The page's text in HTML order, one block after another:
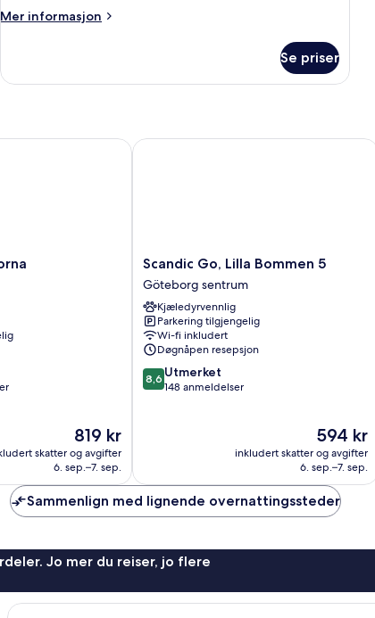
Mer informasjon
Mer
(140
Se priser
Prisen
er
819 kr
819 kr
skatter og avgifter
6. sep.–7. sep.
Scandic
Go,
Lilla
Bommen
5
Göteborg
sentrum
Scandic Go, Lilla Bommen 5
Göteborg sentrum
Kjæledyrvennlig
Parkering tilgjengelig
Wi-fi inkludert
Døgnåpen resepsjon
8.6
av
8,6 Utmerket
148 anmeldelser
Prisen
er
594 kr
594 kr
inkludert skatter og avgifter
6. sep.–7. sep.
Scandic Go, Lilla Bommen 5
Sammenlign med lignende overnattingssteder
Jo mer du reiser, jo flere